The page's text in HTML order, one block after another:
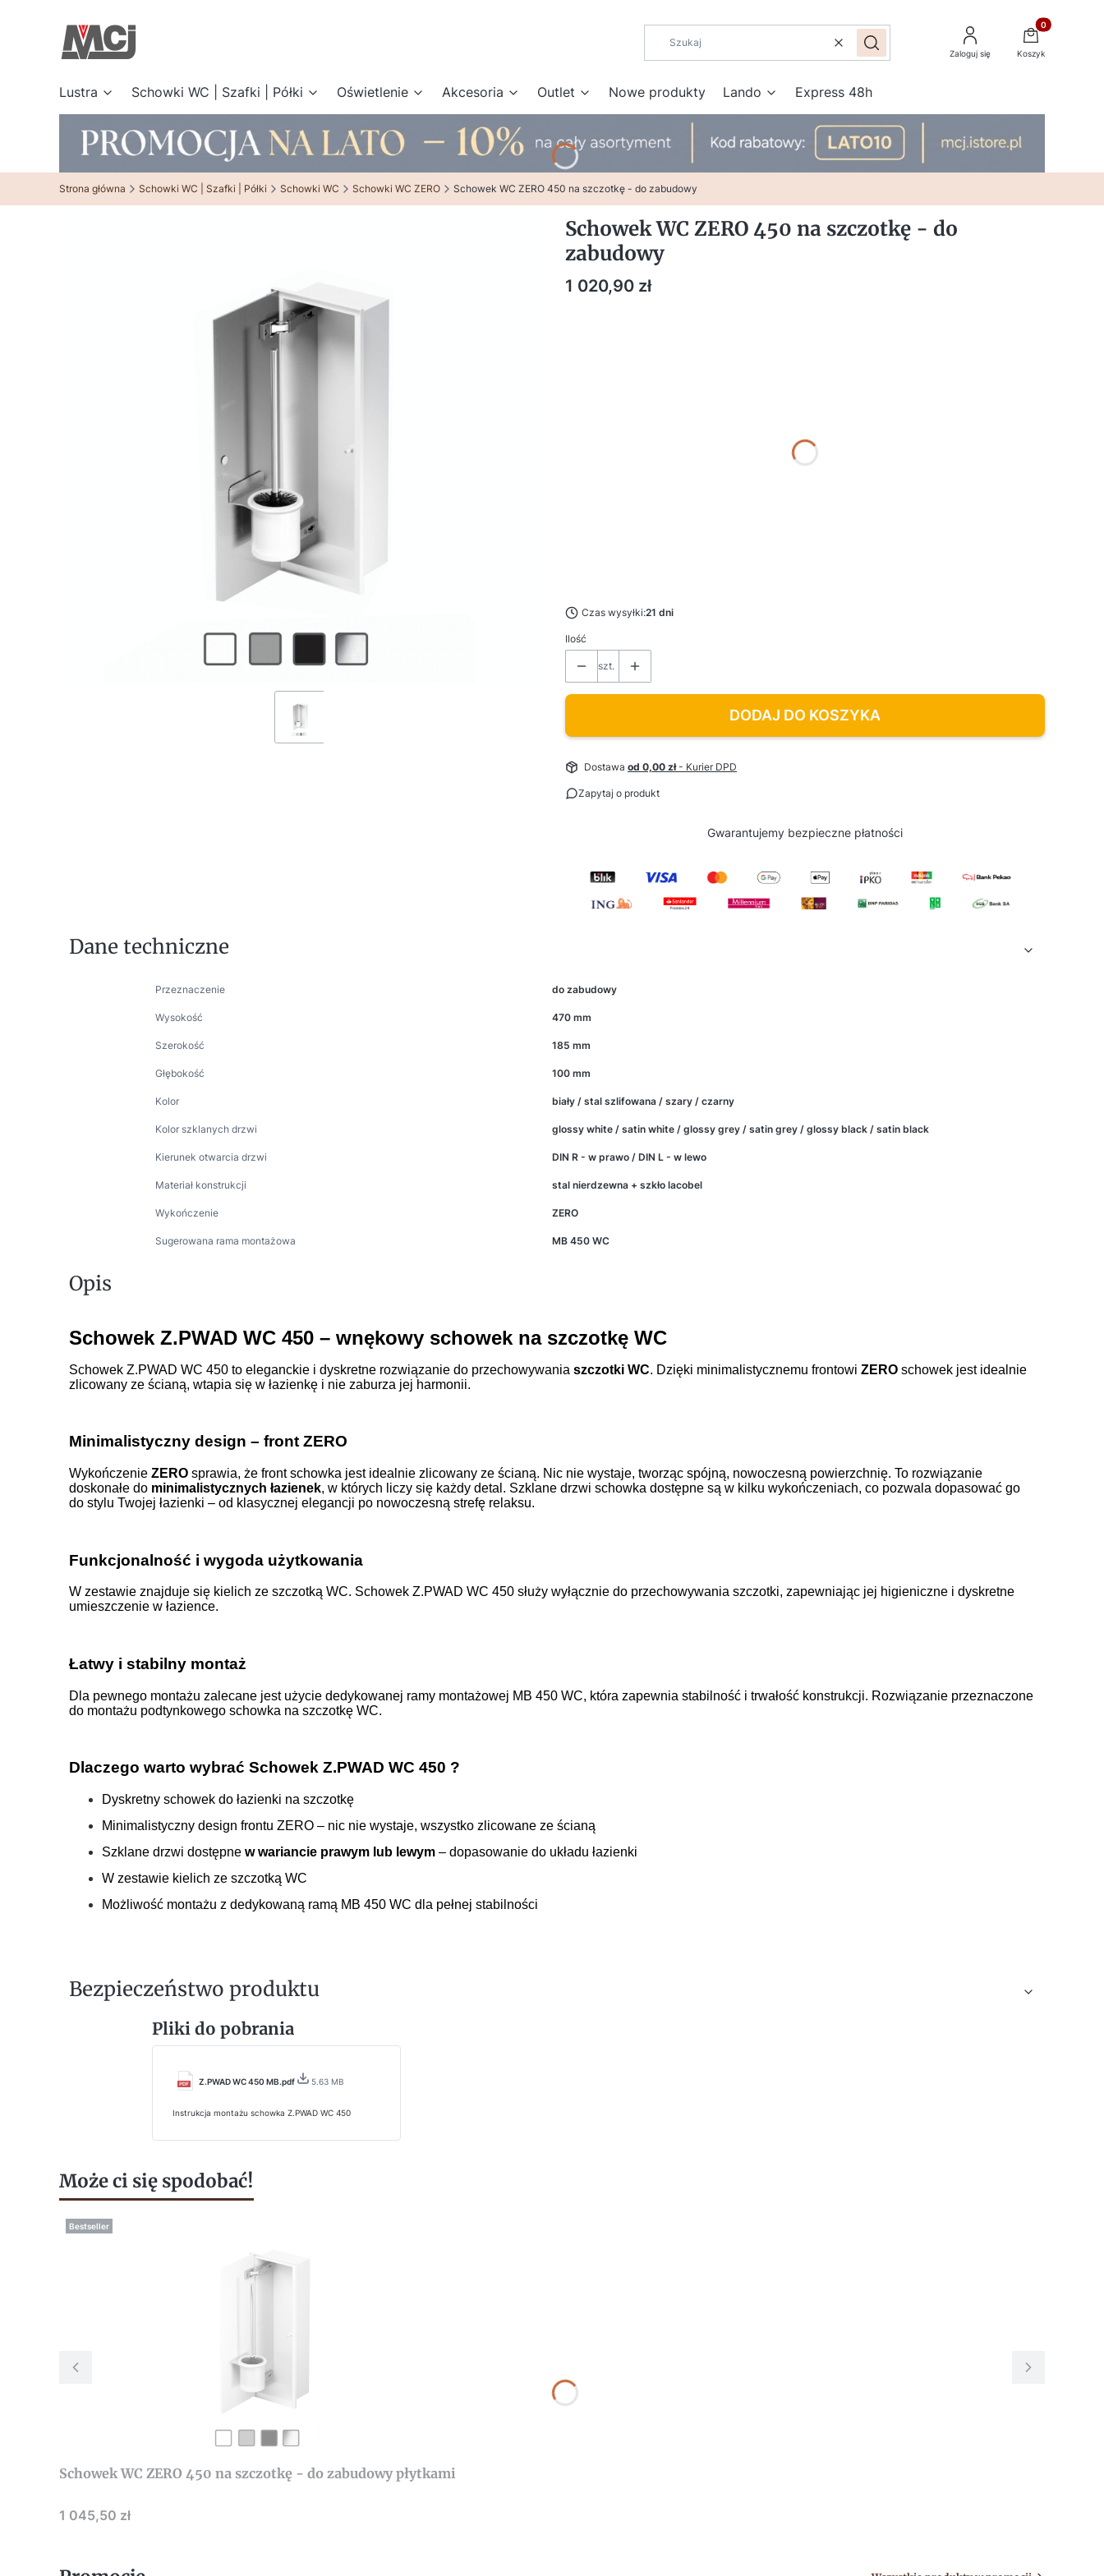
WyczyśćSzukaj Zaloguj się
Produkty w
Koszyk
Lustra Schowki WC | Szafki | Półki Oświetlenie Akcesoria Outlet Nowe produkty Lando Express 48h
Strona główna Schowki WC | Szafki | Półki Schowki WC Schowki WC ZERO Schowek WC ZERO 450 na szczotkę - do zabudowy
Schowek WC ZERO 450 na szczotkę - do
zabudowy
Cena
1 020,90 zł
Czas wysyłki:21 dni
Ilość
szt.
DODAJ DO KOSZYKA
Dostawa od 0,00 zł- Kurier DPD
Zapytaj o produkt
Gwarantujemy bezpieczne płatności
Dane techniczne
Przeznaczenie do zabudowy
Wysokość 470 mm
Szerokość 185 mm
Głębokość 100 mm
Kolor biały / stal szlifowana / szary / czarny
Kolor szklanych drzwi glossy white / satin white / glossy grey / satin grey / glossy black / satin black
Kierunek otwarcia drzwi DIN R - w prawo / DIN L - w lewo
Materiał konstrukcji stal nierdzewna + szkło lacobel
Wykończenie ZERO
Sugerowana rama montażowa MB 450 WC
Opis
Schowek Z.PWAD WC 450 – wnękowy schowek na szczotkę WC
Schowek Z.PWAD WC 450 to eleganckie i dyskretne rozwiązanie do przechowywania szczotki WC. Dzięki minimalistycznemu frontowi ZERO schowek jest idealnie
zlicowany ze ścianą, wtapia się w łazienkę i nie zaburza jej harmonii.
Minimalistyczny design – front ZERO
Wykończenie ZERO sprawia, że front schowka jest idealnie zlicowany ze ścianą. Nic nie wystaje, tworząc spójną, nowoczesną powierzchnię. To rozwiązanie
doskonałe do minimalistycznych łazienek, w których liczy się każdy detal. Szklane drzwi schowka dostępne są w kilku wykończeniach, co pozwala dopasować go
do stylu Twojej łazienki – od klasycznej elegancji po nowoczesną strefę relaksu.
Funkcjonalność i wygoda użytkowania
W zestawie znajduje się kielich ze szczotką WC. Schowek Z.PWAD WC 450 służy wyłącznie do przechowywania szczotki, zapewniając jej higieniczne i dyskretne
umieszczenie w łazience.
Łatwy i stabilny montaż
Dla pewnego montażu zalecane jest użycie dedykowanej ramy montażowej MB 450 WC, która zapewnia stabilność i trwałość konstrukcji. Rozwiązanie przeznaczone
do montażu podtynkowego schowka na szczotkę WC.
Dlaczego warto wybrać Schowek Z.PWAD WC 450 ?
Dyskretny schowek do łazienki na szczotkę
Minimalistyczny design frontu ZERO – nic nie wystaje, wszystko zlicowane ze ścianą
Szklane drzwi dostępne w wariancie prawym lub lewym – dopasowanie do układu łazienki
W zestawie kielich ze szczotką WC
Możliwość montażu z dedykowaną ramą MB 450 WC dla pełnej stabilności
Bezpieczeństwo produktu
Pliki do pobrania
Z.PWAD WC 450 MB.pdf 5.63 MB
Instrukcja montażu schowka Z.PWAD WC 450
Może ci się spodobać!
Bestseller
Schowek WC ZERO 450 na szczotkę - do zabudowy płytkami
Cena
1 045,50 zł